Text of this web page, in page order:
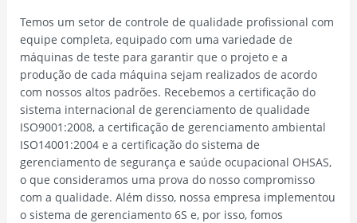
Temos um setor de controle de qualidade profissional com
equipe completa, equipado com uma variedade de
máquinas de teste para garantir que o projeto e a
produção de cada máquina sejam realizados de acordo
com nossos altos padrões. Recebemos a certificação do
sistema internacional de gerenciamento de qualidade
ISO9001:2008, a certificação de gerenciamento ambiental
ISO14001:2004 e a certificação do sistema de
gerenciamento de segurança e saúde ocupacional OHSAS,
o que consideramos uma prova do nosso compromisso
com a qualidade. Além disso, nossa empresa implementou
o sistema de gerenciamento 6S e, por isso, fomos